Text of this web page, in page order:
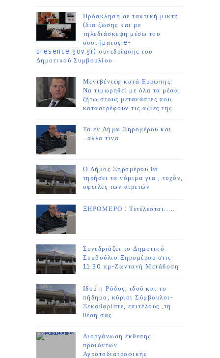
Πρόσκληση σε τακτική μικτή
(δια ζώσης και με
τηλεδιάσκεψη μέσω του
συστήματος e-
presence.gov.gr) συνεδρίασης του
Δημοτικού Συμβουλίου
Μεντβέντεφ κατά Ευρώπης:
Να τιμωρηθεί με όλα τα μέσα,
ζήτω στους μετανάστες που
καταστρέφουν τις αξίες της
Τα εν Δήμω Ξηρομέρου και
..άλλα τινα
Ο Δήμος Ξηρομέρου θα
τηρήσει τα νόμιμα για , τυχόν,
οφειλές των αιρετών
ΞΗΡΟΜΕΡΟ : Τετέλεσται......
Συνεδριάζει το Δημοτικό
Συμβούλιο Ξηρομέρου στις
11.30 πμ-Ζωντανή Μετάδοση
Ιδού η Ρόδος, ιδού και το
πήδημα, κύριοι Σύμβουλοι-
Ξεκαθαρίστε, επιτέλους ,τη
θέση σας
Διοργάνωση έκθεσης
προϊόντων
Αγροτοδιατροφικής